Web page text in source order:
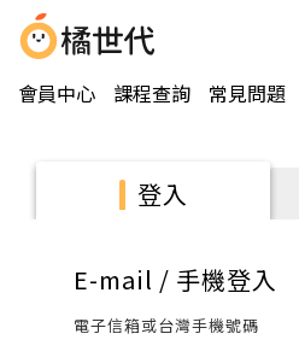
會員中心 課程查詢 常見問題
登入
E-mail / 手機登入
電子信箱或台灣手機號碼